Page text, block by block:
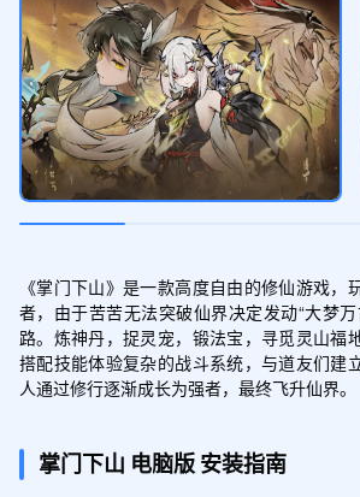
《掌门下山》是一款高度自由的修仙游戏，
者，由于苦苦无法突破仙界决定发动“大梦
路。炼神丹，捉灵宠，锻法宝，寻觅灵山福
搭配技能体验复杂的战斗系统，与道友们建
人通过修行逐渐成长为强者，最终飞升仙界。
掌门下山 电脑版 安装指南